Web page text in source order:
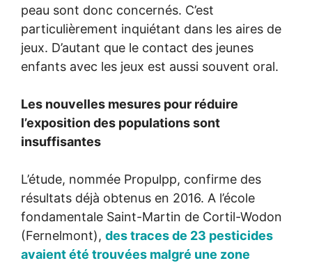
peau sont donc concernés. C’est
particulièrement inquiétant dans les aires de
jeux. D’autant que le contact des jeunes
enfants avec les jeux est aussi souvent oral.
Les nouvelles mesures pour réduire
l’exposition des populations sont
insuffisantes
L’étude, nommée Propulpp, confirme des
résultats déjà obtenus en 2016. A l’école
fondamentale Saint-Martin de Cortil-Wodon
(Fernelmont), des traces de 23 pesticides
avaient été trouvées malgré une zone